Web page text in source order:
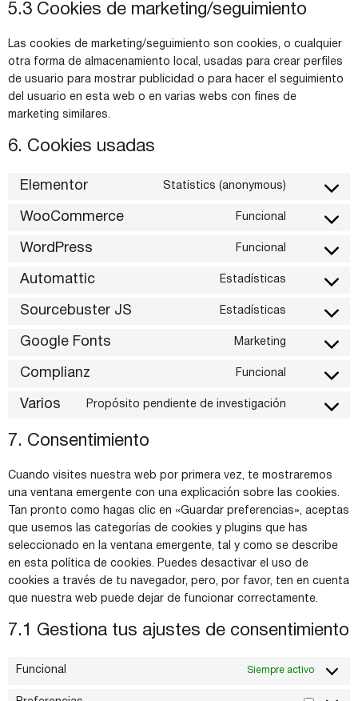
5.3 Cookies de marketing/seguimiento
Las cookies de marketing/seguimiento son cookies, o cualquier
otra forma de almacenamiento local, usadas para crear perfiles
de usuario para mostrar publicidad o para hacer el seguimiento
del usuario en esta web o en varias webs con fines de
marketing similares.
6. Cookies usadas
Elementor Statistics (anonymous)
WooCommerce Funcional
WordPress Funcional
Automattic Estadísticas
Sourcebuster JS Estadísticas
Google Fonts Marketing
Complianz Funcional
Varios Propósito pendiente de investigación
7. Consentimiento
Cuando visites nuestra web por primera vez, te mostraremos
una ventana emergente con una explicación sobre las cookies.
Tan pronto como hagas clic en «Guardar preferencias», aceptas
que usemos las categorías de cookies y plugins que has
seleccionado en la ventana emergente, tal y como se describe
en esta política de cookies. Puedes desactivar el uso de
cookies a través de tu navegador, pero, por favor, ten en cuenta
que nuestra web puede dejar de funcionar correctamente.
7.1 Gestiona tus ajustes de consentimiento
Funcional Siempre activo